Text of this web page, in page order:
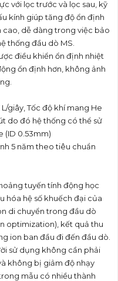
với lọc trước và lọc sau, kỹ
kính giúp tăng độ ổn định
cao, dễ dàng trong việc bảo
thống đầu dò MS.
điều khiển ổn định nhiệt
ổn định hơn, không ảnh
giây, Tốc độ khí mang He
do đó hệ thống có thể sử
(ID 0.53mm)
5 năm theo tiêu chuẩn
tuyến tính động học
hóa hệ số khuếch đại của
di chuyển trong đầu dò
optimization), kết quả thu
ion ban đầu đi đến đầu dò.
sử dụng không cần phải
không bị giảm độ nhạy
mẫu có nhiều thành